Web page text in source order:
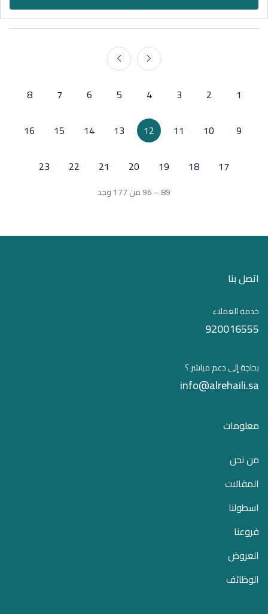
1
2
3
4
5
6
7
8
9
10
11
12
13
14
15
16
17
18
19
20
21
22
23
89 – 96 من 177 وجد
اتصل بنا
خدمة العملاء
920016555
بحاجة إلى دعم مباشر ؟
info@alrehaili.sa
معلومات
من نحن
المقالات
اسطولنا
فروعنا
العروض
الوظائف